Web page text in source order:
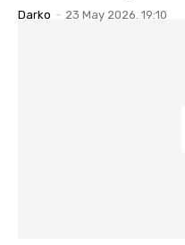
Darko - 23 May 2026. 19:10